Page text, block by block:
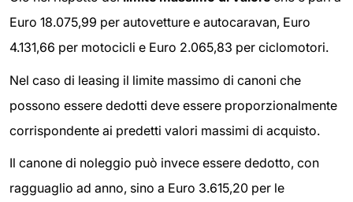
Euro 18.075,99 per autovetture e autocaravan, Euro
4.131,66 per motocicli e Euro 2.065,83 per ciclomotori.
Nel caso di leasing il limite massimo di canoni che
possono essere dedotti deve essere proporzionalmente
corrispondente ai predetti valori massimi di acquisto.
Il canone di noleggio può invece essere dedotto, con
ragguaglio ad anno, sino a Euro 3.615,20 per le